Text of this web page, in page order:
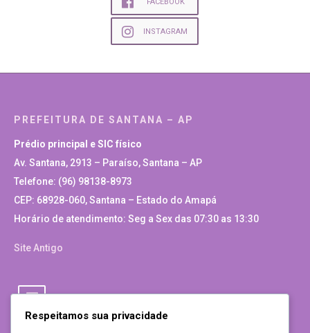
INSTAGRAM
PREFEITURA DE SANTANA – AP
Prédio principal e SIC físico
Av. Santana, 2913 – Paraíso, Santana – AP
Telefone: (96) 98138-8973
CEP: 68928-060, Santana – Estado do Amapá
Horário de atendimento: Seg a Sex das 07:30 as 13:30
Site Antigo
Respeitamos sua privacidade